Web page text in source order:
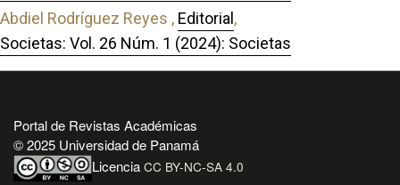
Abdiel Rodríguez Reyes , Editorial,
Societas: Vol. 26 Núm. 1 (2024): Societas
Portal de Revistas Académicas
© 2025 Universidad de Panamá
Licencia CC BY-NC-SA 4.0